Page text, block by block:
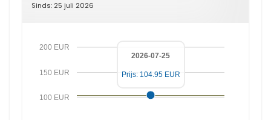
Sinds: 25 juli 2026
100 EUR
150 EUR
200 EUR
2026-07-25
Prijs: 104.95 EUR